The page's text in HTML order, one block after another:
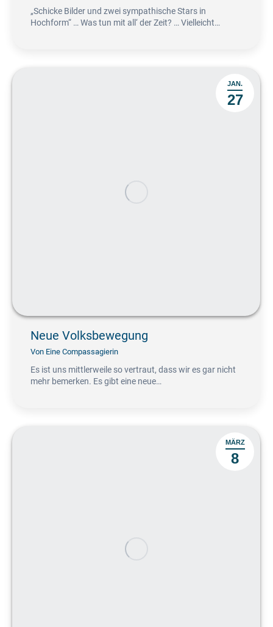
„Schicke Bilder und zwei sympathische Stars in
Hochform“ … Was tun mit all‘ der Zeit? … Vielleicht…
JAN.
27
Neue Volksbewegung
Von Eine Compassagierin
Es ist uns mittlerweile so vertraut, dass wir es gar nicht
mehr bemerken. Es gibt eine neue…
MÄRZ
8